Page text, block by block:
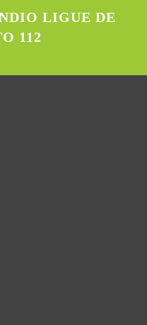
LIGUE DE
112